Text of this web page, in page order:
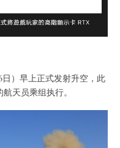
）早上正式发射升空，此
天员乘组执行。